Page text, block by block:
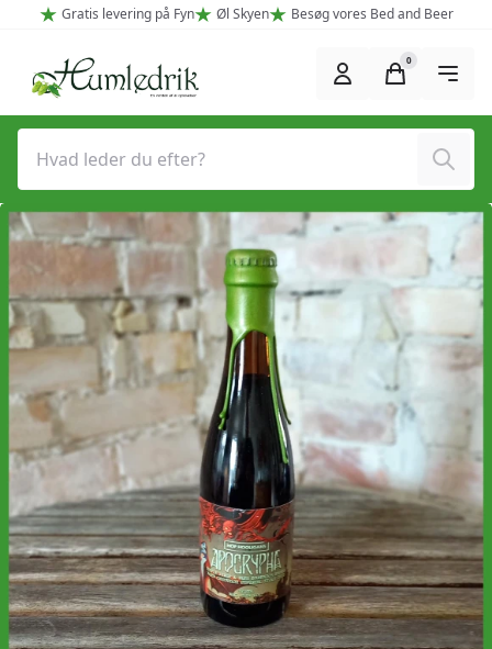
Spring til hovedindhold (Tryk Enter)
Gratis levering på Fyn Øl Skyen Besøg vores Bed and Beer
Søg
0